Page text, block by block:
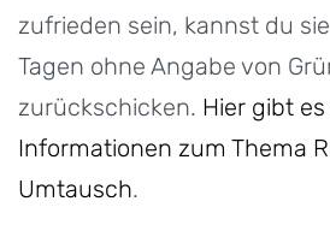
zufrieden sein, kannst du
Tagen ohne Angabe von
zurückschicken. Hier gibt
Informationen zum Thema
Umtausch.